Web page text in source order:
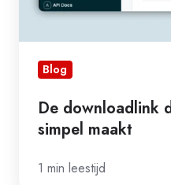
Blog
De downloadlink
simpel maakt
1 min leestijd